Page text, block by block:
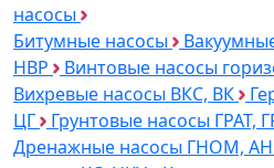
насосы
Битумные насосы
НВР
Винтовые насосы
Вихревые насосы ВКС, ВК
ЦГ
Грунтовые насосы ГРАТ,
Дренажные насосы ГНОМ,